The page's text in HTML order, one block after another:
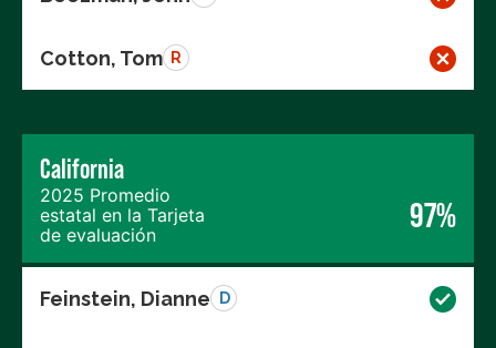
Cotton, Tom R
California
2025 Promedio
estatal en la Tarjeta
de evaluación
97%
Feinstein, Dianne D